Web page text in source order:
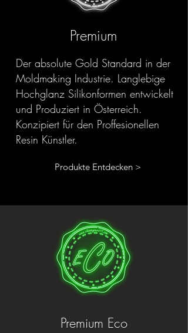
Premium
Der absolute Gold Standard in der
Moldmaking Industrie. Langlebige
Hochglanz Silikonformen entwickelt
und Produziert in Österreich.
Konzipiert für den Proffesionellen
Resin Künstler.
Produkte Entdecken >
Premium Eco